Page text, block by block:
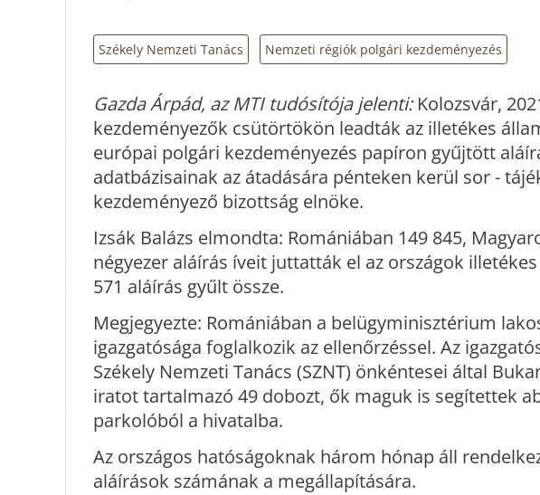
Székely Nemzeti Tanács Nemzeti régiók polgári kezdeményezés
Gazda Árpád, az MTI tudósítója jelenti:Kolozsvár,
kezdeményezők csütörtökön leadták az illetékes
európai polgári kezdeményezés papíron gyűjtött
adatbázisainak az átadására pénteken kerül sor -
kezdeményező bizottság elnöke.
Izsák Balázs elmondta: Romániában 149 845,
négyezer aláírás íveit juttatták el az országok
571 aláírás gyűlt össze.
Megjegyezte: Romániában a belügyminisztérium
igazgatósága foglalkozik az ellenőrzéssel. Az
Székely Nemzeti Tanács (SZNT) önkéntesei által
iratot tartalmazó 49 dobozt, ők maguk is segítettek
parkolóból a hivatalba.
Az országos hatóságoknak három hónap áll
aláírások számának a megállapítására.